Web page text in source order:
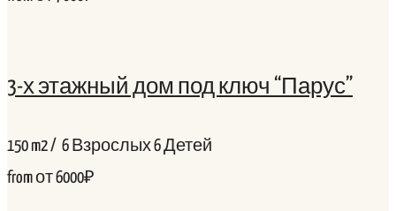
3-х этажный дом под ключ “Парус”
150 m2/ 6 Взрослых6 Детей
fromот 6000₽